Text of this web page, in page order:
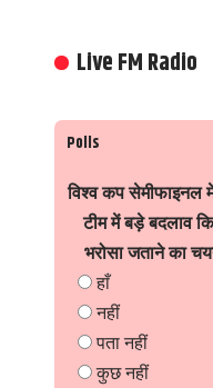
Live FM Radio
Polls
विश्व कप सेमीफाइनल
टीम में बड़े बदलाव
भरोसा जताने का
हाँ
नहीं
पता नहीं
कुछ नहीं